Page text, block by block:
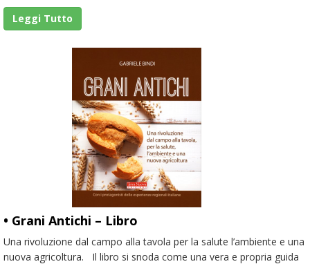
Leggi Tutto
• Grani Antichi – Libro
Una rivoluzione dal campo alla tavola per la salute l’ambiente e una
nuova agricoltura. Il libro si snoda come una vera e propria guida